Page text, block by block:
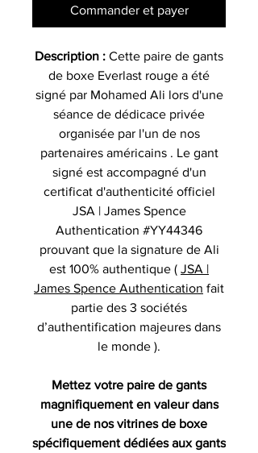
Commander et payer
Description : Cette paire de gants
de boxe Everlast rouge a été
signé par Mohamed Ali lors d'une
séance de dédicace privée
organisée par l'un de nos
partenaires américains . Le gant
signé est accompagné d'un
certificat d'authenticité officiel
JSA | James Spence
Authentication #YY44346
prouvant que la signature de Ali
est 100% authentique ( JSA |
James Spence Authentication fait
partie des 3 sociétés
d’authentification majeures dans
le monde ).
Mettez votre paire de gants
magnifiquement en valeur dans
une de nos vitrines de boxe
spécifiquement dédiées aux gants